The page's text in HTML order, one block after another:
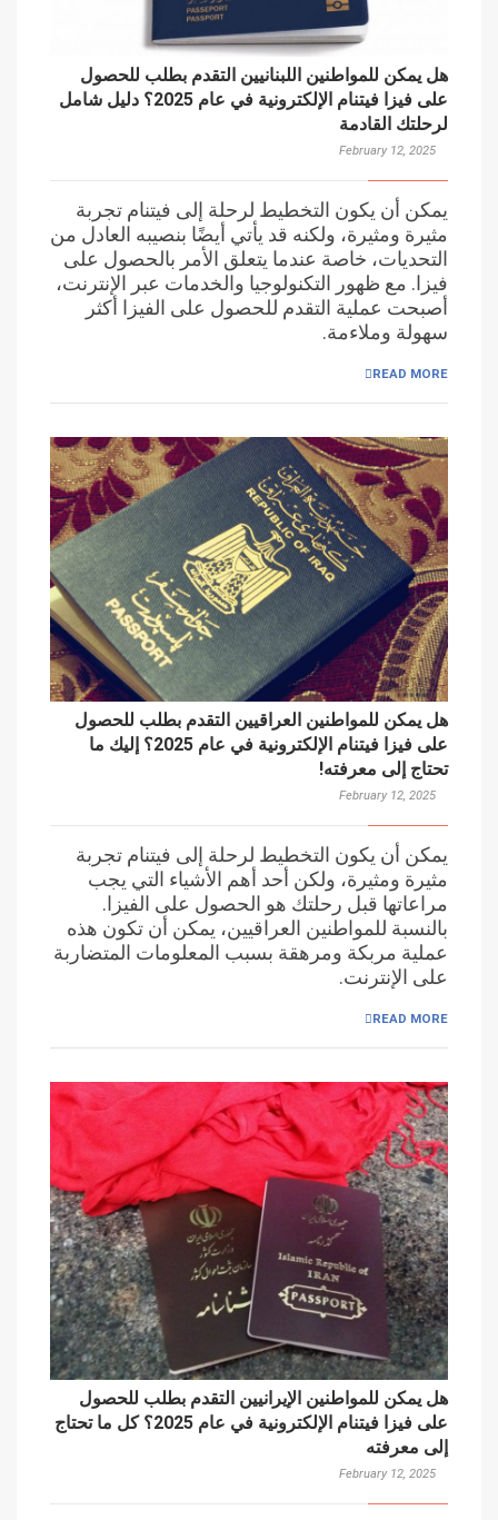
هل يمكن للمواطنين اللبنانيين التقدم بطلب للحصول
على فيزا فيتنام الإلكترونية في عام 2025؟ دليل شامل
لرحلتك القادمة
February 12, 2025
يمكن أن يكون التخطيط لرحلة إلى فيتنام تجربة
مثيرة ومثيرة، ولكنه قد يأتي أيضًا بنصيبه العادل من
التحديات، خاصة عندما يتعلق الأمر بالحصول على
فيزا. مع ظهور التكنولوجيا والخدمات عبر الإنترنت،
أصبحت عملية التقدم للحصول على الفيزا أكثر
سهولة وملاءمة.
READ MORE
هل يمكن للمواطنين العراقيين التقدم بطلب للحصول
على فيزا فيتنام الإلكترونية في عام 2025؟ إليك ما
تحتاج إلى معرفته!
February 12, 2025
يمكن أن يكون التخطيط لرحلة إلى فيتنام تجربة
مثيرة ومثيرة، ولكن أحد أهم الأشياء التي يجب
مراعاتها قبل رحلتك هو الحصول على الفيزا.
بالنسبة للمواطنين العراقيين، يمكن أن تكون هذه
عملية مربكة ومرهقة بسبب المعلومات المتضاربة
على الإنترنت.
READ MORE
هل يمكن للمواطنين الإيرانيين التقدم بطلب للحصول
على فيزا فيتنام الإلكترونية في عام 2025؟ كل ما تحتاج
إلى معرفته
February 12, 2025